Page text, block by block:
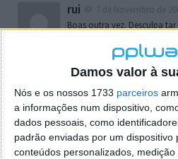
Damos valor à
Nós e os nossos 1733 parceiros
a informações num dispositivo,
dados pessoais, como
padrão enviadas por um dispositivo
conteúdos personalizados,
rui
Boas outra vez. Desculpa
o firefox como browser
de control tudo e nada. Tou
tentei apagar o explorer na
firefox mas em vao. Kaso te
agradecido, caso contrario
Responder